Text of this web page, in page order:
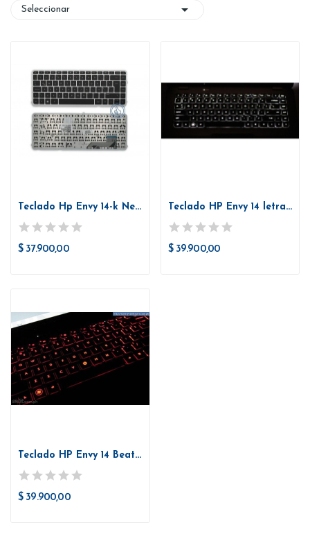
Seleccionar 
Teclado Hp Envy 14-k Negro 9z.n9gbc.d1e, Sin Frame
$ 37.900,00
Teclado HP Envy 14 letras blancas Retroiluminado
$ 39.900,00
Teclado HP Envy 14 Beats Edition Retroiluminado
$ 39.900,00